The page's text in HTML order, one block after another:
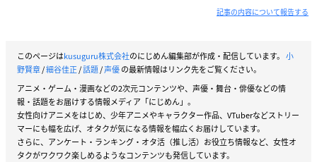
記事の内容について報告する
このページはkusuguru株式会社のにじめん編集部が作成・配信しています。 小
野賢章/細谷佳正/話題/声優の最新情報はリンク先をご覧ください。
アニメ・ゲーム・漫画などの2次元コンテンツや、声優・舞台・俳優などの情
報・話題をお届けする情報メディア「にじめん」。
女性向けアニメをはじめ、少年アニメやキャラクター作品、VTuberなどストリー
マーにも幅を広げ、オタクが気になる情報を幅広くお届けしています。
さらに、アンケート・ランキング・オタ活（推し活）お役立ち情報など、女性オ
タクがワクワク楽しめるようなコンテンツも発信しています。